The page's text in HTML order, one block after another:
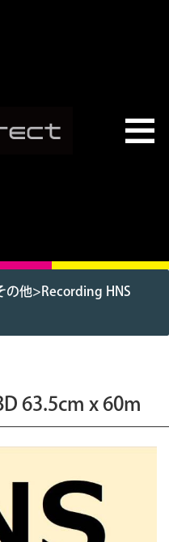
の他>Recording HNS
63.5cm x 60m